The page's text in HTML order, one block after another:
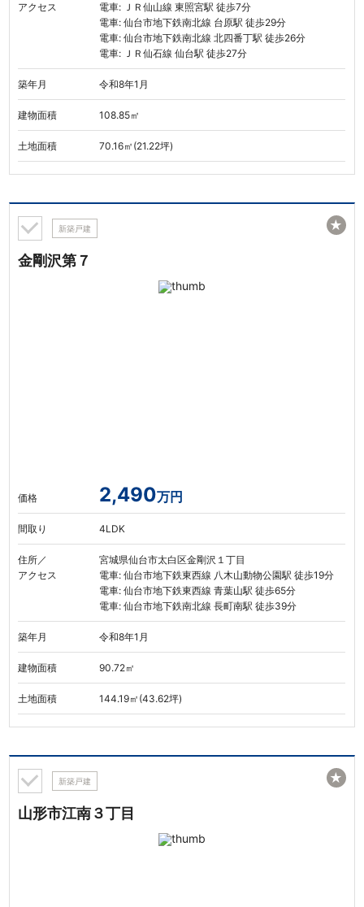
アクセス
電車: ＪＲ仙山線 東照宮駅 徒歩7分
電車: 仙台市地下鉄南北線 台原駅 徒歩29分
電車: 仙台市地下鉄南北線 北四番丁駅 徒歩26分
電車: ＪＲ仙石線 仙台駅 徒歩27分
築年月 令和8年1月
建物面積 108.85㎡
土地面積 70.16㎡(21.22坪)
新築戸建
金剛沢第７
価格 2,490万円
間取り 4LDK
住所／
アクセス
宮城県仙台市太白区金剛沢１丁目
電車: 仙台市地下鉄東西線 八木山動物公園駅 徒歩19分
電車: 仙台市地下鉄東西線 青葉山駅 徒歩65分
電車: 仙台市地下鉄南北線 長町南駅 徒歩39分
築年月 令和8年1月
建物面積 90.72㎡
土地面積 144.19㎡(43.62坪)
★
新築戸建
山形市江南３丁目
★